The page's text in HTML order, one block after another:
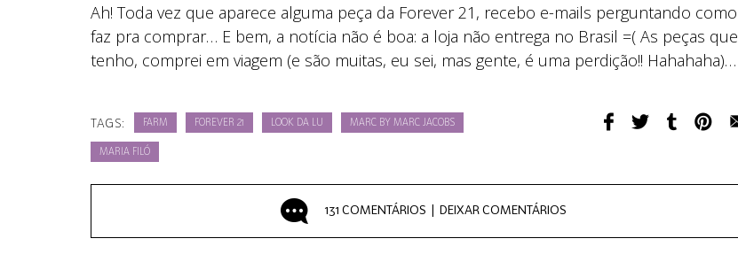
Ah! Toda vez que aparece alguma peça da Forever 21, recebo e-mails perguntando como
faz pra comprar… E bem, a notícia não é boa: a loja não entrega no Brasil =( As peças que
tenho, comprei em viagem (e são muitas, eu sei, mas gente, é uma perdição!! Hahahaha)…
TAGS: FARM FOREVER 21 LOOK DA LU MARC BY MARC JACOBS
MARIA FILÓ
131 COMENTÁRIOS | DEIXAR COMENTÁRIOS